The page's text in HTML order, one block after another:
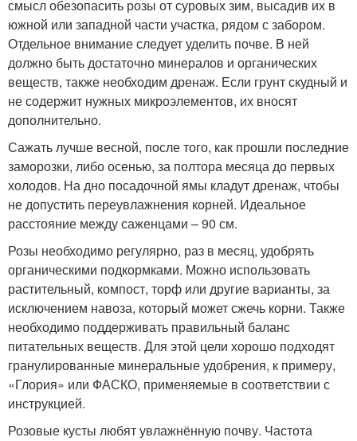
смысл обезопасить розы от суровых зим, высадив их в
южной или западной части участка, рядом с забором.
Отдельное внимание следует уделить почве. В ней
должно быть достаточно минералов и органических
веществ, также необходим дренаж. Если грунт скудный и
не содержит нужных микроэлементов, их вносят
дополнительно.
Сажать лучше весной, после того, как прошли последние
заморозки, либо осенью, за полтора месяца до первых
холодов. На дно посадочной ямы кладут дренаж, чтобы
не допустить переувлажнения корней. Идеальное
расстояние между саженцами – 90 см.
Розы необходимо регулярно, раз в месяц, удобрять
органическими подкормками. Можно использовать
растительный, компост, торф или другие варианты, за
исключением навоза, который может сжечь корни. Также
необходимо поддерживать правильный баланс
питательных веществ. Для этой цели хорошо подходят
гранулированные минеральные удобрения, к примеру,
«Глория» или ФАСКО, применяемые в соответствии с
инструкцией.
Розовые кусты любят увлажнённую почву. Частота